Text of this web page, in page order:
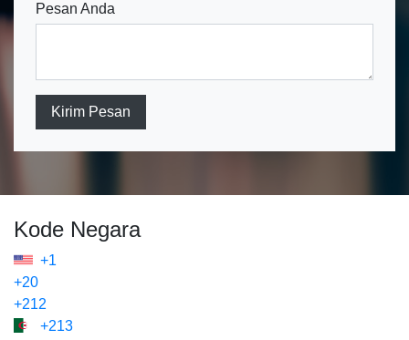
Pesan Anda
Kirim Pesan
Kode Negara
+1
+20
+212
+213